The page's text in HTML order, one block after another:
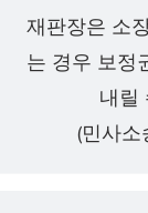
재판장은 소
는 경우 보정
내릴
(민사소